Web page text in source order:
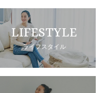
LIFESTYLE
ライフスタイル